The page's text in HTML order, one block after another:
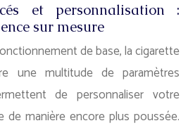
et personnalisation :
sur mesure
de base, la cigarette
une multitude de paramètres
de personnaliser votre
de manière encore plus poussée.